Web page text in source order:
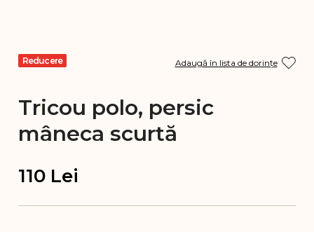
Reducere Adaugă în lista de dorințe
Tricou polo, persic
mâneca scurtă
110 Lei